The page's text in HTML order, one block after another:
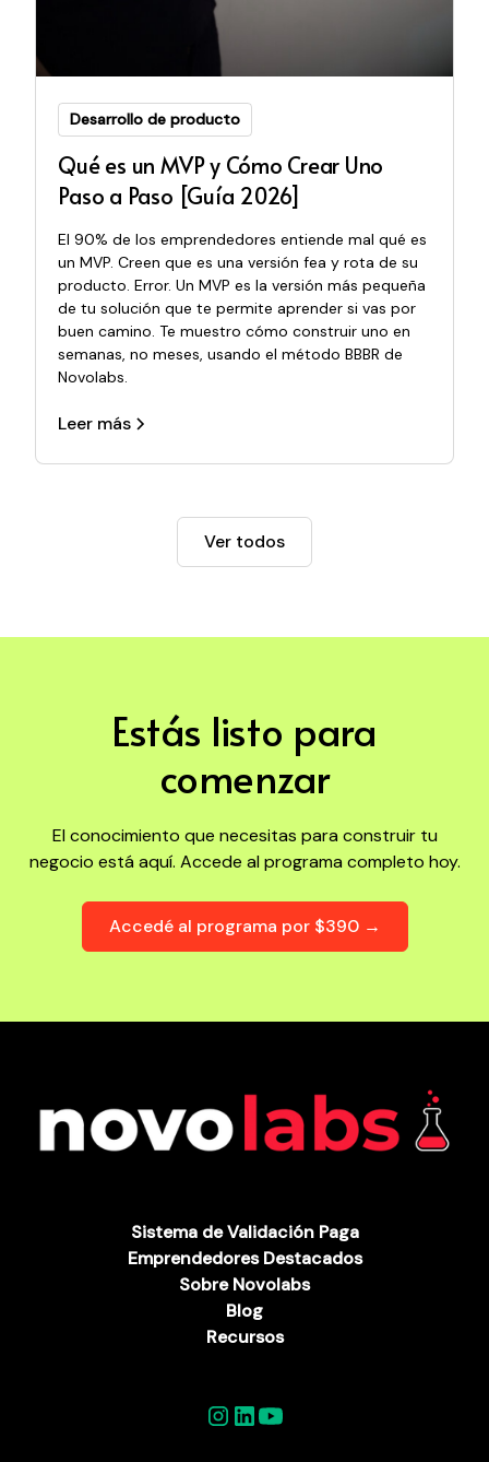
Desarrollo de producto
Qué es un MVP y Cómo Crear Uno
Paso a Paso [Guía 2026]
El 90% de los emprendedores entiende mal qué es
un MVP. Creen que es una versión fea y rota de su
producto. Error. Un MVP es la versión más pequeña
de tu solución que te permite aprender si vas por
buen camino. Te muestro cómo construir uno en
semanas, no meses, usando el método BBBR de
Novolabs.
Leer más
Ver todos
Estás listo para
comenzar
El conocimiento que necesitas para construir tu
negocio está aquí. Accede al programa completo hoy.
Accedé al programa por $390 →
Sistema de Validación Paga
Emprendedores Destacados
Sobre Novolabs
Blog
Recursos